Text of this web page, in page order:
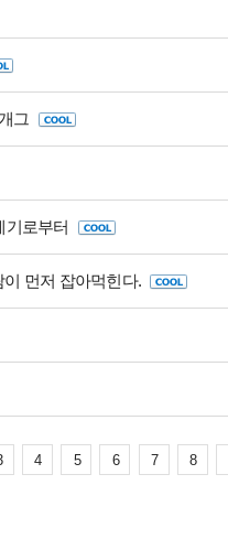
그
기로부터
이 먼저 잡아먹힌다.
4 5 6 7 8